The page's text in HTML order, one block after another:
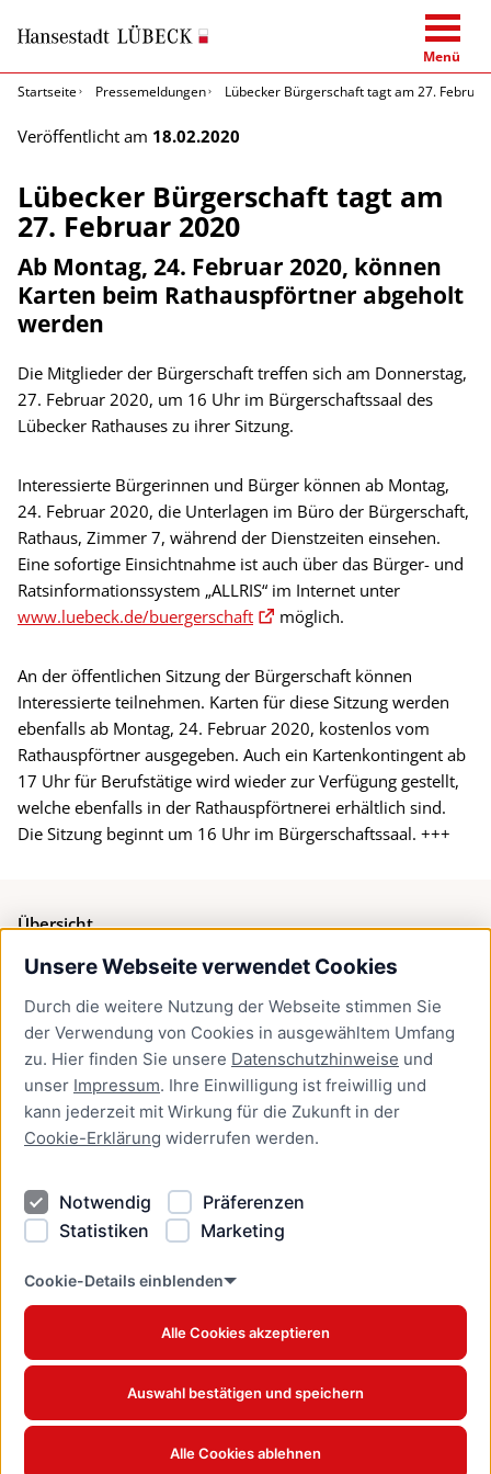
Unsere Webseite verwendet Cookies
Durch die weitere Nutzung der Webseite stimmen Sie
der Verwendung von Cookies in ausgewähltem Umfang
zu. Hier finden Sie unsere Datenschutzhinweise und
unser Impressum. Ihre Einwilligung ist freiwillig und
kann jederzeit mit Wirkung für die Zukunft in der
Cookie-Erklärung widerrufen werden.
Notwendig
Präferenzen
Statistiken
Marketing
Cookie-Details einblenden
Alle Cookies akzeptieren
Auswahl bestätigen und speichern
Alle Cookies ablehnen
Menü
Startseite
Pressemeldungen Lübecker Bürgerschaft tagt am 27. Februar
Veröffentlicht am 18.02.2020
Lübecker Bürgerschaft tagt am
27. Februar 2020
Ab Montag, 24. Februar 2020, können
Karten beim Rathauspförtner abgeholt
werden
Die Mitglieder der Bürgerschaft treffen sich am Donnerstag,
27. Februar 2020, um 16 Uhr im Bürgerschaftssaal des
Lübecker Rathauses zu ihrer Sitzung.
Interessierte Bürgerinnen und Bürger können ab Montag,
24. Februar 2020, die Unterlagen im Büro der Bürgerschaft,
Rathaus, Zimmer 7, während der Dienstzeiten einsehen.
Eine sofortige Einsichtnahme ist auch über das Bürger- und
Ratsinformationssystem „ALLRIS“ im Internet unter
www.luebeck.de/buergerschaft
möglich.
An der öffentlichen Sitzung der Bürgerschaft können
Interessierte teilnehmen. Karten für diese Sitzung werden
ebenfalls ab Montag, 24. Februar 2020, kostenlos vom
Rathauspförtner ausgegeben. Auch ein Kartenkontingent ab
17 Uhr für Berufstätige wird wieder zur Verfügung gestellt,
welche ebenfalls in der Rathauspförtnerei erhältlich sind.
Die Sitzung beginnt um 16 Uhr im Bürgerschaftssaal. +++
Übersicht
Bürgerservice
Presse
Newsletter Lübeck:kompakt
Kontakt
Kontakt
Datenschutzhinweise
Barrierefreiheit
Cookie Erklärung
www.luebeck.de